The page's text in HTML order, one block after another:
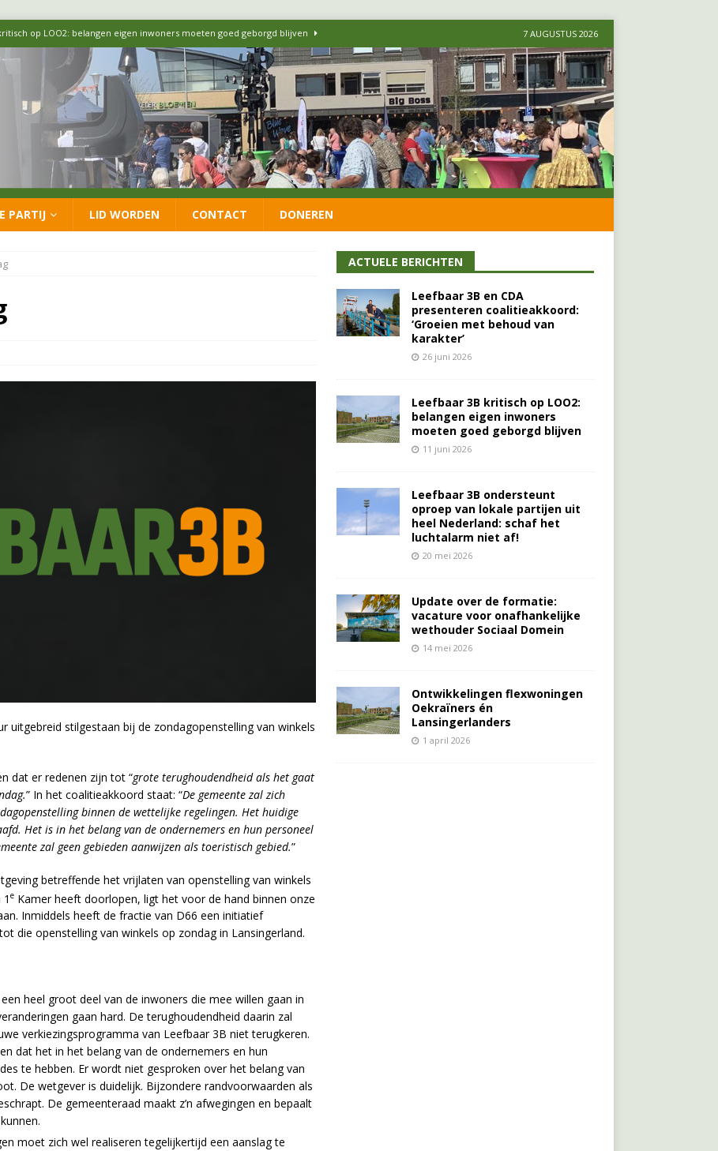
op LOO2: belangen eigen inwoners moeten goed geborgd blijven
ondersteunt oproep van lokale partijen uit heel Nederland: schaf het
de formatie: vacature voor onafhankelijke wethouder Sociaal Domein
en CDA presenteren coalitieakkoord: ‘Groeien met behoud van karakter’
7 AUGUSTUS 2026
PARTIJ LID WORDEN CONTACT DONEREN
uitgebreid stilgestaan bij de zondagopenstelling van winkels
dat er redenen zijn tot “grote terughoudendheid als het gaat
” In het coalitieakkoord staat: “De gemeente zal zich
binnen de wettelijke regelingen. Het huidige
Het is in het belang van de ondernemers en hun personeel
zal geen gebieden aanwijzen als toeristisch gebied.”
betreffende het vrijlaten van openstelling van winkels
e Kamer heeft doorlopen, ligt het voor de hand binnen onze
Inmiddels heeft de fractie van D66 een initiatief
die openstelling van winkels op zondag in Lansingerland.
heel groot deel van de inwoners die mee willen gaan in
gaan hard. De terughoudendheid daarin zal
verkiezingsprogramma van Leefbaar 3B niet terugkeren.
dat het in het belang van de ondernemers en hun
te hebben. Er wordt niet gesproken over het belang van
De wetgever is duidelijk. Bijzondere randvoorwaarden als
De gemeenteraad maakt z’n afwegingen en bepaalt
moet zich wel realiseren tegelijkertijd een aanslag te
ACTUELE BERICHTEN
Leefbaar 3B en CDA
presenteren coalitieakkoord:
‘Groeien met behoud van
karakter’
26 juni 2026
Leefbaar 3B kritisch op LOO2:
belangen eigen inwoners
moeten goed geborgd blijven
11 juni 2026
Leefbaar 3B ondersteunt
oproep van lokale partijen uit
heel Nederland: schaf het
luchtalarm niet af!
20 mei 2026
Update over de formatie:
vacature voor onafhankelijke
wethouder Sociaal Domein
14 mei 2026
Ontwikkelingen flexwoningen
Oekraïners én
Lansingerlanders
1 april 2026